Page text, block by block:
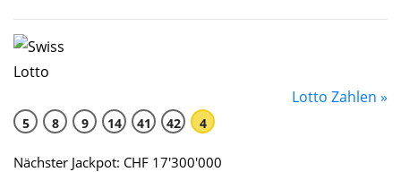
Lotto Zahlen »
5 8 9 14 41 42 4
Nächster Jackpot: CHF 17'300'000